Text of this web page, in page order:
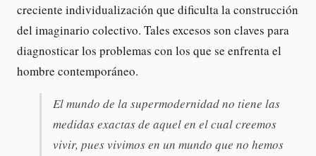
creciente individualización que dificulta la construcción
del imaginario colectivo. Tales excesos son claves para
diagnosticar los problemas con los que se enfrenta el
hombre contemporáneo.
El mundo de la supermodernidad no tiene las
medidas exactas de aquel en el cual creemos
vivir, pues vivimos en un mundo que no hemos